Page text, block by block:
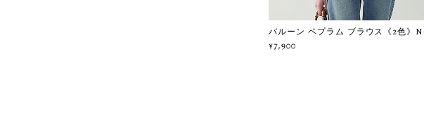
バルーン ペプラム ブラウス《2色》
¥7,900